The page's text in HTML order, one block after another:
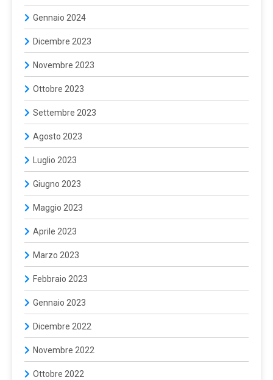
Gennaio 2024
Dicembre 2023
Novembre 2023
Ottobre 2023
Settembre 2023
Agosto 2023
Luglio 2023
Giugno 2023
Maggio 2023
Aprile 2023
Marzo 2023
Febbraio 2023
Gennaio 2023
Dicembre 2022
Novembre 2022
Ottobre 2022